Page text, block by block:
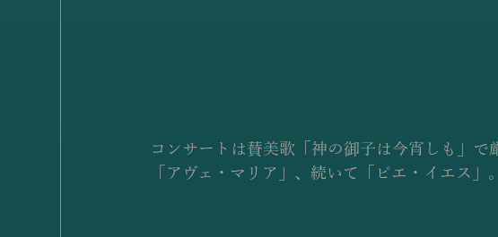
コンサートは賛美歌「神の御子は今宵しも」
「アヴェ・マリア」、続いて「ピエ・イエス」